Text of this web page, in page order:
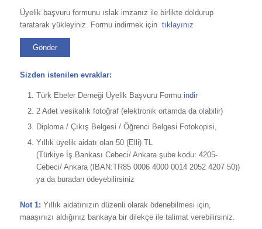
Üyelik başvuru formunu ıslak imzanız ile birlikte doldurup
taratarak yükleyiniz. Formu indirmek için tıklayınız
Sizden istenilen evraklar:
Türk Ebeler Derneği Üyelik Başvuru Formu indir
2 Adet vesikalık fotoğraf (elektronik ortamda da olabilir)
Diploma / Çıkış Belgesi / Öğrenci Belgesi Fotokopisi,
Yıllık üyelik aidatı olan 50 (Elli) TL
(Türkiye İş Bankası Cebeci/ Ankara şube kodu: 4205-
Cebeci/ Ankara (IBAN:TR85 0006 4000 0014 2052 4207 50))
ya da buradan ödeyebilirsiniz
Not 1: Yıllık aidatınızın düzenli olarak ödenebilmesi için,
maaşınızı aldığınız bankaya bir dilekçe ile talimat verebilirsiniz.